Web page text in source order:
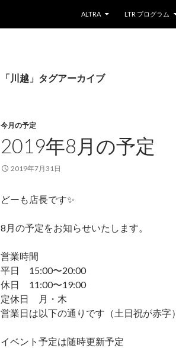
ALTRA
LTR プログラム
「川越」タグアーカイブ
今月の予定
2019年8月の予定
2019年7月31日
どーも店長です✨
8月の予定をお知らせいたします。
営業時間
平日 15:00〜20:00
休日 11:00〜19:00
定休日 月・木
営業日は以下の通りです（土日祝が赤字）
イベント予定は随時更新予定